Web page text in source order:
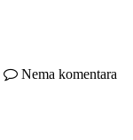
Nema komentara